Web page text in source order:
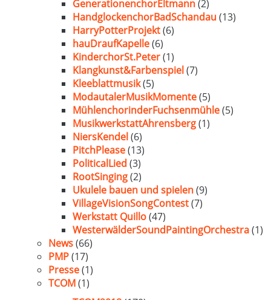
GenerationenchorEltmann(2)
HandglockenchorBadSchandau(13)
HarryPotterProjekt(6)
hauDraufKapelle(6)
KinderchorSt.Peter(1)
Klangkunst&Farbenspiel(7)
Kleeblattmusik(5)
ModautalerMusikMomente(5)
MühlenchorinderFuchsenmühle(5)
MusikwerkstattAhrensberg(1)
NiersKendel(6)
PitchPlease(13)
PoliticalLied (3)
RootSinging(2)
Ukulele bauen und spielen(9)
VillageVisionSongContest(7)
Werkstatt Quillo(47)
WesterwälderSoundPaintingOrchestra(1)
News(66)
PMP(17)
Presse(1)
TCOM(1)